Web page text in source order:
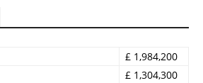
£ 1,984,200
£ 1,304,300